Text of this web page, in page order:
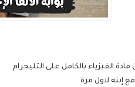
الفيزياء بالكامل على التليجرام
إبنه لاول مرة